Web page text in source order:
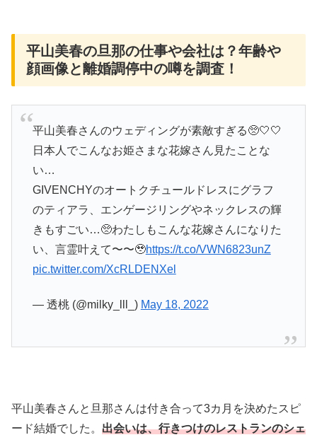
平山美春の旦那の仕事や会社は？年齢や
顔画像と離婚調停中の噂を調査！
平山美春さんのウェディングが素敵すぎる🥺🤍🤍
日本人でこんなお姫さまな花嫁さん見たことな
い…
GIVENCHYのオートクチュールドレスにグラフ
のティアラ、エンゲージリングやネックレスの輝
きもすごい…🥺わたしもこんな花嫁さんになりた
い、言霊叶えて〜〜🥹https://t.co/VWN6823unZ
pic.twitter.com/XcRLDENXel
— 透桃 (@milky_lll_) May 18, 2022
平山美春さんと旦那さんは付き合って3カ月を決めたスピ
ード結婚でした。 出会いは、行きつけのレストランのシェ